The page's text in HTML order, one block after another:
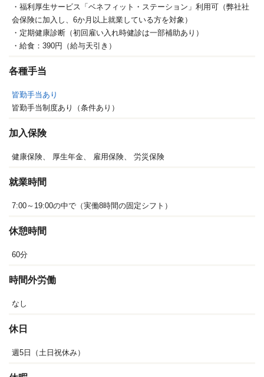
・福利厚生サービス「ベネフィット・ステーション」利用可（弊社社
会保険に加入し、6か月以上就業している方を対象）
・定期健康診断（初回雇い入れ時健診は一部補助あり）
・給食：390円（給与天引き）
各種手当
皆勤手当あり
皆勤手当制度あり（条件あり）
加入保険
健康保険、 厚生年金、 雇用保険、 労災保険
就業時間
7:00～19:00の中で（実働8時間の固定シフト）
休憩時間
60分
時間外労働
なし
休日
週5日（土日祝休み）